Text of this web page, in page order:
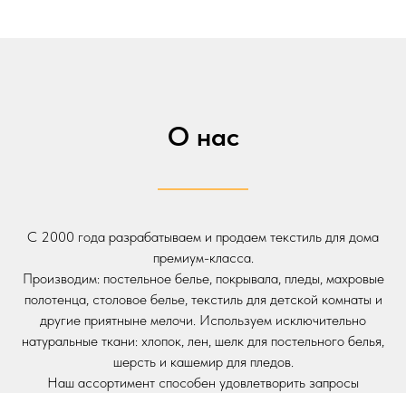
О нас
С 2000 года разрабатываем и продаем текстиль для дома
премиум-класса.
Производим: постельное белье, покрывала, пледы, махровые
полотенца, столовое белье, текстиль для детской комнаты и
другие приятныне мелочи. Используем исключительно
натуральные ткани: хлопок, лен, шелк для постельного белья,
шерсть и кашемир для пледов.
Наш ассортимент способен удовлетворить запросы